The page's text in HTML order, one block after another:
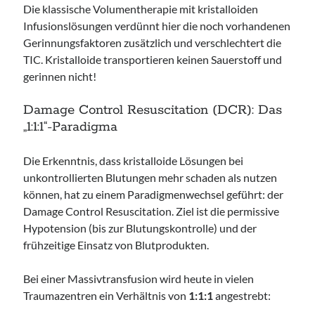
Die klassische Volumentherapie mit kristalloiden
Infusionslösungen verdünnt hier die noch vorhandenen
Gerinnungsfaktoren zusätzlich und verschlechtert die
TIC. Kristalloide transportieren keinen Sauerstoff und
gerinnen nicht!
Damage Control Resuscitation (DCR): Das
„1:1:1“-Paradigma
Die Erkenntnis, dass kristalloide Lösungen bei
unkontrollierten Blutungen mehr schaden als nutzen
können, hat zu einem Paradigmenwechsel geführt: der
Damage Control Resuscitation. Ziel ist die permissive
Hypotension (bis zur Blutungskontrolle) und der
frühzeitige Einsatz von Blutprodukten.
Bei einer Massivtransfusion wird heute in vielen
Traumazentren ein Verhältnis von 1:1:1angestrebt: